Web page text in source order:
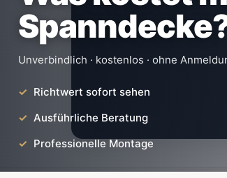
Unverbindlich · kostenlos · ohne
Richtwert sofort sehen
Ausführliche Beratung
Professionelle Montage